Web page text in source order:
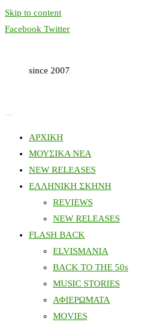
Skip to content
Facebook Twitter
since 2007
ΑΡΧΙΚΗ
ΜΟΥΣΙΚΑ ΝΕΑ
NEW RELEASES
ΕΛΛΗΝΙΚΗ ΣΚΗΝΗ
REVIEWS
NEW RELEASES
FLASH BACK
ELVISMANIA
BACK TO THE 50s
MUSIC STORIES
ΑΦΙΕΡΩΜΑΤΑ
MOVIES